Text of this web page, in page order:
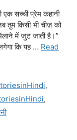
एक सच्ची प्रेम कहानी
तुम किसी भी चीज़ को
में जुट जाती है।”
कि यह … Read
,
,